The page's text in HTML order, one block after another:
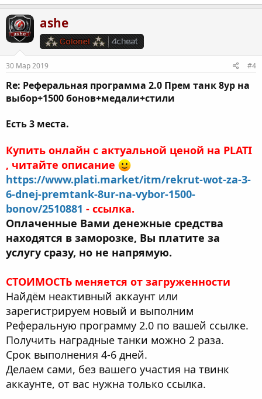
ashe
30 Мар 2019 #4
Re: Реферальная программа 2.0 Прем танк 8ур на
выбор+1500 бонов+медали+стили
Есть 3 места.
Купить онлайн с актуальной ценой на PLATI
, читайте описание
https://www.plati.market/itm/rekrut-wot-za-3-
6-dnej-premtank-8ur-na-vybor-1500-
bonov/2510881 - ссылка.
Оплаченные Вами денежные средства
находятся в заморозке, Вы платите за
услугу сразу, но не напрямую.
СТОИМОСТЬ меняется от загруженности
Найдём неактивный аккаунт или
зарегистрируем новый и выполним
Реферальную программу 2.0 по вашей ссылке.
Получить наградные танки можно 2 раза.
Срок выполнения 4-6 дней.
Делаем сами, без вашего участия на твинк
аккаунте, от вас нужна только ссылка.